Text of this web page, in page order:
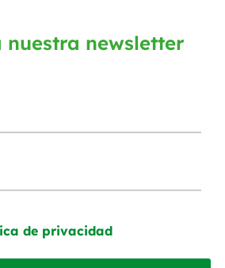
nuestra newsletter
de privacidad